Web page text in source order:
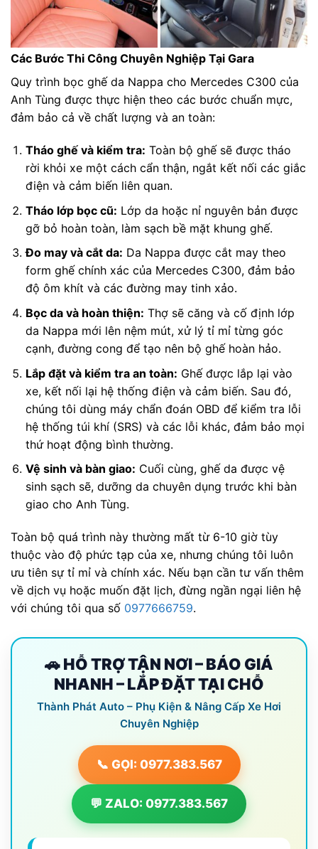
Các Bước Thi Công Chuyên Nghiệp Tại Gara
Quy trình bọc ghế da Nappa cho Mercedes C300 của
Anh Tùng được thực hiện theo các bước chuẩn mực,
đảm bảo cả về chất lượng và an toàn:
Tháo ghế và kiểm tra: Toàn bộ ghế sẽ được tháo
rời khỏi xe một cách cẩn thận, ngắt kết nối các giắc
điện và cảm biến liên quan.
Tháo lớp bọc cũ: Lớp da hoặc nỉ nguyên bản được
gỡ bỏ hoàn toàn, làm sạch bề mặt khung ghế.
Đo may và cắt da: Da Nappa được cắt may theo
form ghế chính xác của Mercedes C300, đảm bảo
độ ôm khít và các đường may tinh xảo.
Bọc da và hoàn thiện: Thợ sẽ căng và cố định lớp
da Nappa mới lên nệm mút, xử lý tỉ mỉ từng góc
cạnh, đường cong để tạo nên bộ ghế hoàn hảo.
Lắp đặt và kiểm tra an toàn: Ghế được lắp lại vào
xe, kết nối lại hệ thống điện và cảm biến. Sau đó,
chúng tôi dùng máy chẩn đoán OBD để kiểm tra lỗi
hệ thống túi khí (SRS) và các lỗi khác, đảm bảo mọi
thứ hoạt động bình thường.
Vệ sinh và bàn giao: Cuối cùng, ghế da được vệ
sinh sạch sẽ, dưỡng da chuyên dụng trước khi bàn
giao cho Anh Tùng.
Toàn bộ quá trình này thường mất từ 6-10 giờ tùy
thuộc vào độ phức tạp của xe, nhưng chúng tôi luôn
ưu tiên sự tỉ mỉ và chính xác. Nếu bạn cần tư vấn thêm
về dịch vụ hoặc muốn đặt lịch, đừng ngần ngại liên hệ
với chúng tôi qua số 0977666759.
🚗 HỖ TRỢ TẬN NƠI – BÁO GIÁ
NHANH – LẮP ĐẶT TẠI CHỖ
Thành Phát Auto – Phụ Kiện & Nâng Cấp Xe Hơi
Chuyên Nghiệp
📞 GỌI: 0977.383.567
💬 ZALO: 0977.383.567